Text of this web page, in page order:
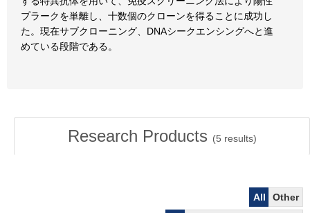
プラークを単離し、十数個のクローンを得ることに成功し
た。現在サブクローニング、DNAシークエンシングへと進
めている段階である。
Research Products (5 results)
All
Other